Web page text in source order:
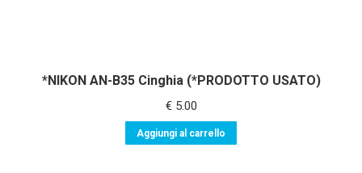
*NIKON AN-B35 Cinghia (*PRODOTTO USATO)
€5.00
Aggiungi al carrello